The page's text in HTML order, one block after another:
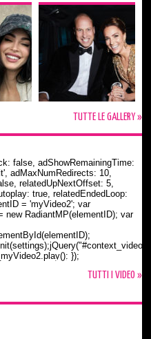
TUTTE LE GALLERY »
e la t-shirt dedicata a Flynn
false, adShowRemainingTime:
adMaxNumRedirects: 10,
relatedUpNextOffset: 5,
true, relatedEndedLoop:
= 'myVideo2'; var
new RadiantMP(elementID); var
});
TUTTI I VIDEO »